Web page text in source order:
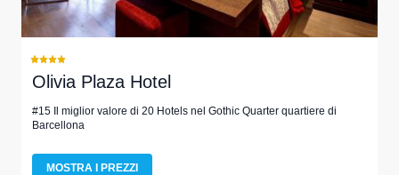
Olivia Plaza Hotel
#15 Il miglior valore di 20 Hotels nel Gothic Quarter quartiere di
Barcellona
MOSTRA I PREZZI